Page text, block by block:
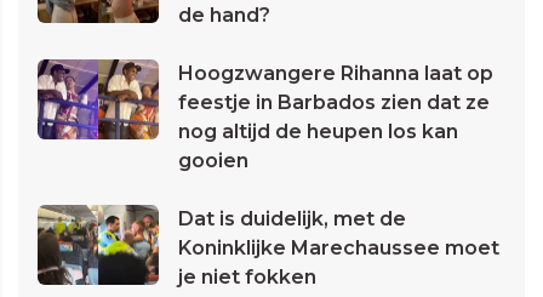
de hand?
Hoogzwangere Rihanna laat op
feestje in Barbados zien dat ze
nog altijd de heupen los kan
gooien
Dat is duidelijk, met de
Koninklijke Marechaussee moet
je niet fokken